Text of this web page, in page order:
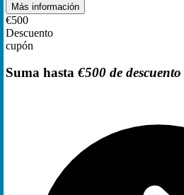
Más información
€500
Descuento
cupón
Suma hasta €500 de descuento